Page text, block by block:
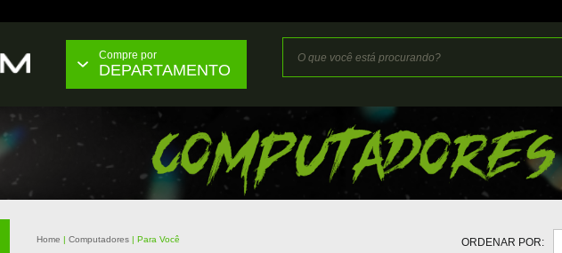
Compre por
DEPARTAMENTO
Home Computadores Para Você ORDENAR POR: